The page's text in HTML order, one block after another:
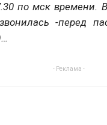
по мск времени.
-перед
- Реклама -